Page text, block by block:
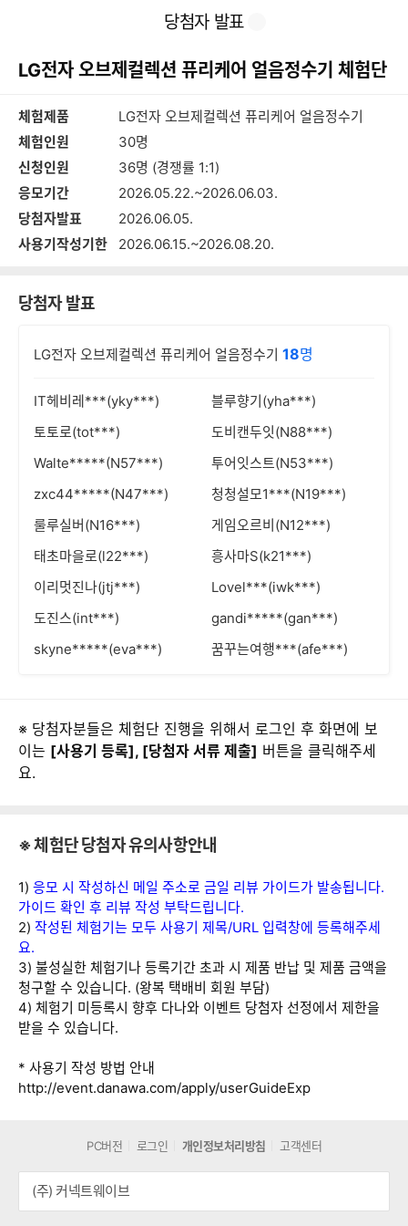
당첨자 발표
기
LG전자 오브제컬렉션 퓨리케어 얼음정수기 체험단
체험제품
LG전자 오브제컬렉션 퓨리케어 얼음정수기
체험인원
30명
신청인원
36명 (경쟁률 1:1)
응모기간
2026.05.22.~2026.06.03.
당첨자발표
2026.06.05.
사용기작성기한
2026.06.15.~2026.08.20.
당첨자 발표
LG전자 오브제컬렉션 퓨리케어 얼음정수기 18명
IT헤비레***(yky***)
블루향기(yha***)
토토로(tot***)
도비캔두잇(N88***)
Walte*****(N57***)
투어잇스트(N53***)
zxc44*****(N47***)
청청설모1***(N19***)
룰루실버(N16***)
게임오르비(N12***)
태초마을로(l22***)
흥사마S(k21***)
이리멋진나(jtj***)
Lovel***(iwk***)
도진스(int***)
gandi*****(gan***)
skyne*****(eva***)
꿈꾸는여행***(afe***)
※ 당첨자분들은 체험단 진행을 위해서 로그인 후 화면에 보
이는 [사용기 등록], [당첨자 서류 제출] 버튼을 클릭해주세
요.
※ 체험단 당첨자 유의사항안내
1) 응모 시 작성하신 메일 주소로 금일 리뷰 가이드가 발송됩니다.
가이드 확인 후 리뷰 작성 부탁드립니다.
2) 작성된 체험기는 모두 사용기 제목/URL 입력창에 등록해주세
요.
3) 불성실한 체험기나 등록기간 초과 시 제품 반납 및 제품 금액을
청구할 수 있습니다. (왕복 택배비 회원 부담)
4) 체험기 미등록시 향후 다나와 이벤트 당첨자 선정에서 제한을
받을 수 있습니다.
* 사용기 작성 방법 안내
http://event.danawa.com/apply/userGuideExp
PC버전 로그인 개인정보처리방침 고객센터
(주) 커넥트웨이브